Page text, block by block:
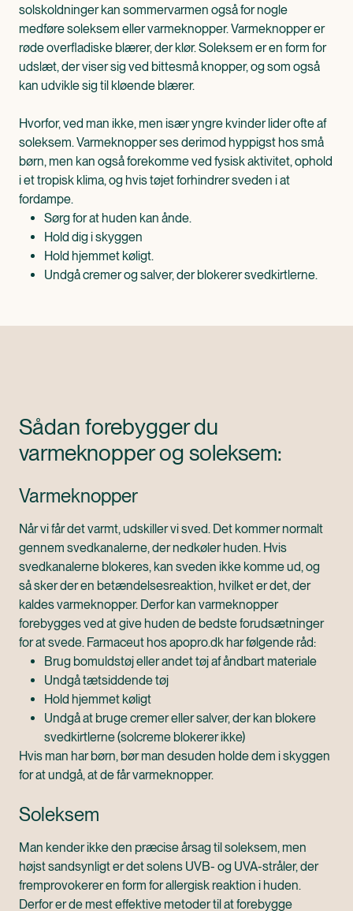
solskoldninger kan sommervarmen også for nogle
medføre soleksem eller varmeknopper. Varmeknopper er
røde overfladiske blærer, der klør. Soleksem er en form for
udslæt, der viser sig ved bittesmå knopper, og som også
kan udvikle sig til kløende blærer.
Hvorfor, ved man ikke, men især yngre kvinder lider ofte af
soleksem. Varmeknopper ses derimod hyppigst hos små
børn, men kan også forekomme ved fysisk aktivitet, ophold
i et tropisk klima, og hvis tøjet forhindrer sveden i at
fordampe.
Sørg for at huden kan ånde.
Hold dig i skyggen
Hold hjemmet køligt.
Undgå cremer og salver, der blokerer svedkirtlerne.
Sådan forebygger du
varmeknopper og soleksem:
Varmeknopper
Når vi får det varmt, udskiller vi sved. Det kommer normalt
gennem svedkanalerne, der nedkøler huden. Hvis
svedkanalerne blokeres, kan sveden ikke komme ud, og
så sker der en betændelsesreaktion, hvilket er det, der
kaldes varmeknopper. Derfor kan varmeknopper
forebygges ved at give huden de bedste forudsætninger
for at svede. Farmaceut hos apopro.dk har følgende råd:
Brug bomuldstøj eller andet tøj af åndbart materiale
Undgå tætsiddende tøj
Hold hjemmet køligt
Undgå at bruge cremer eller salver, der kan blokere
svedkirtlerne (solcreme blokerer ikke)
Hvis man har børn, bør man desuden holde dem i skyggen
for at undgå, at de får varmeknopper.
Soleksem
Man kender ikke den præcise årsag til soleksem, men
højst sandsynligt er det solens UVB- og UVA-stråler, der
fremprovokerer en form for allergisk reaktion i huden.
Derfor er de mest effektive metoder til at forebygge